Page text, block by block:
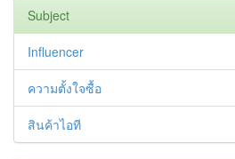
Subject
Influencer
ความตั้งใจซื้อ
สินค้าไอที